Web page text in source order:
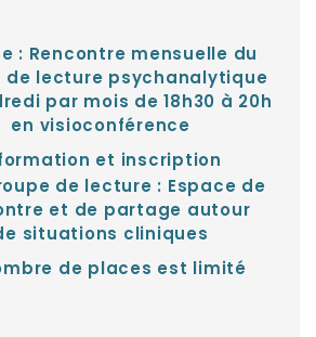
: Rencontre mensuelle du
de lecture psychanalytique
par mois de 18h30 à 20h
en visioconférence
et inscription
de lecture : Espace de
et de partage autour
situations cliniques
de places est limité